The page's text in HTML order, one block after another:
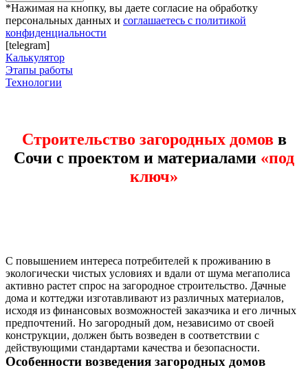
*Нажимая на кнопку, вы даете согласие на обработку
персональных данных и соглашаетесь с политикой
конфиденциальности
[telegram]
Калькулятор
Этапы работы
Технологии
Строительство загородных домовв
Сочи с проектом и материалами «под
ключ»
С повышением интереса потребителей к проживанию в
экологически чистых условиях и вдали от шума мегаполиса
активно растет спрос на загородное строительство. Дачные
дома и коттеджи изготавливают из различных материалов,
исходя из финансовых возможностей заказчика и его личных
предпочтений. Но загородный дом, независимо от своей
конструкции, должен быть возведен в соответствии с
действующими стандартами качества и безопасности.
Особенности возведения загородных домов